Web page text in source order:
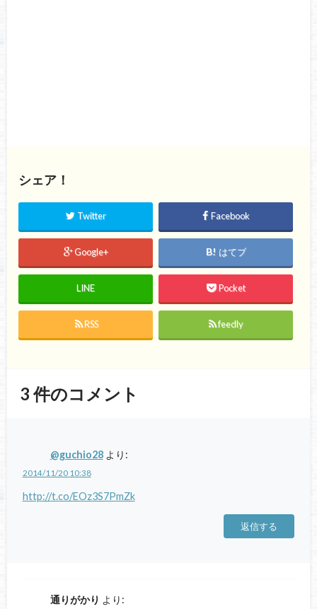
シェア！
Twitter Facebook
Google+ はてブ
LINE Pocket
RSS feedly
3件のコメント
@guchio28 より:
2014/11/20 10:38
http://t.co/EOz3S7PmZk
返信する
通りがかり より: